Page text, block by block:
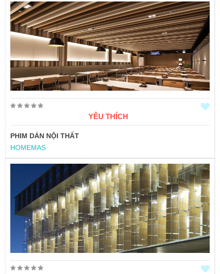
YÊU THÍCH
PHIM DÁN NỘI THẤT
HOMEMAS